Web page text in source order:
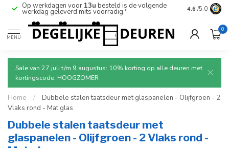
Op werkdagen voor 13u besteld is de volgende
werkdag geleverd mits voorradig.*
Ruim aanbod
deuren.
4.6 /5.0
MENU
0
Sale van 27 juli t/m 9 augustus: 10% korting op alle deuren met
kortingscode: HOOGZOMER
Home /
Dubbele stalen taatsdeur met glaspanelen - Olijfgroen - 2
Vlaks rond - Mat glas
Dubbele stalen taatsdeur met
glaspanelen - Olijfgroen - 2 Vlaks rond -